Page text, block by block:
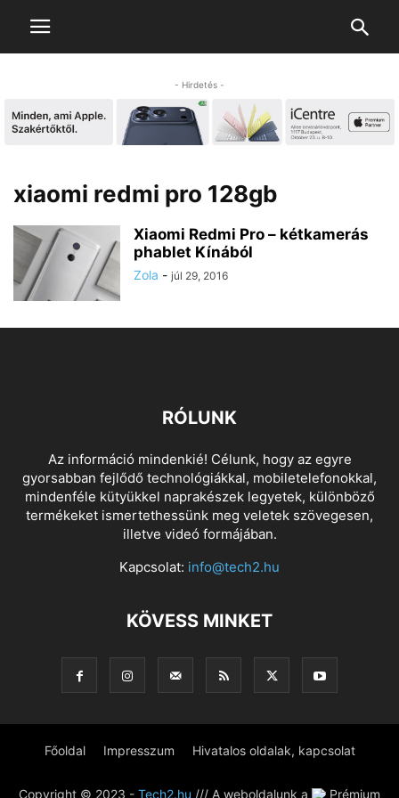
- Hirdetés -
xiaomi redmi pro 128gb
Xiaomi Redmi Pro – kétkamerás
phablet Kínából
Zola - júl 29, 2016
RÓLUNK
Az információ mindenkié! Célunk, hogy az egyre
gyorsabban fejlődő technológiákkal, mobiletelefonokkal,
mindenféle kütyükkel naprakészek legyetek, különböző
termékeket ismertethessünk meg veletek szövegesen,
illetve videó formájában.
Kapcsolat: info@tech2.hu
KÖVESS MINKET
Főoldal Impresszum Hivatalos oldalak, kapcsolat
Copyright © 2023 - Tech2.hu /// A weboldalunk a Prémium